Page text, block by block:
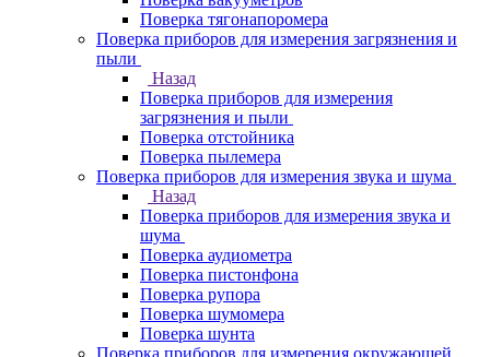
Поверка тягонапоромера
Поверка приборов для измерения загрязнения и
пыли
Назад
Поверка приборов для измерения
загрязнения и пыли
Поверка отстойника
Поверка пылемера
Поверка приборов для измерения звука и шума
Назад
Поверка приборов для измерения звука и
шума
Поверка аудиометра
Поверка пистонфона
Поверка рупора
Поверка шумомера
Поверка шунта
Поверка приборов для измерения окружающей